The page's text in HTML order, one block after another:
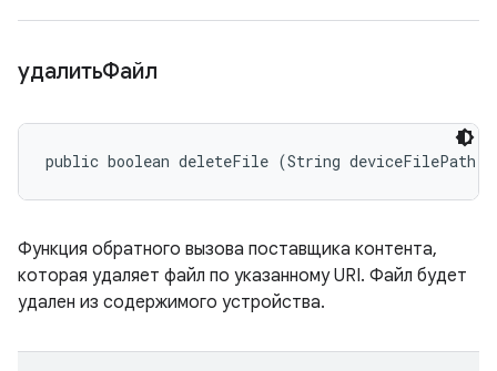
удалитьФайл
public boolean deleteFile (String deviceFilePath)
Функция обратного вызова поставщика контента,
которая удаляет файл по указанному URI. Файл будет
удален из содержимого устройства.